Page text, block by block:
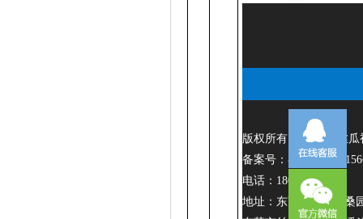
版权所有©东莞市丝瓜
备案号：粤ICP备
电话：18002895812
地址：东莞市东城区